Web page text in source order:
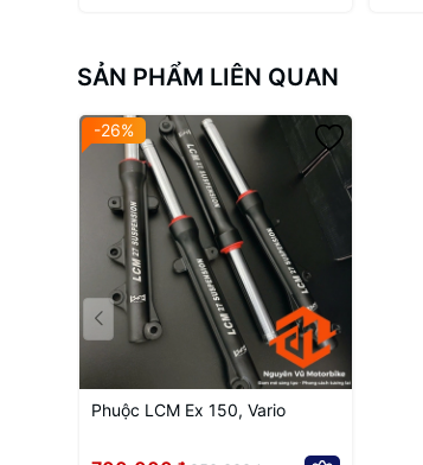
SẢN PHẨM LIÊN QUAN
-26%
Phuộc LCM Ex 150, Vario